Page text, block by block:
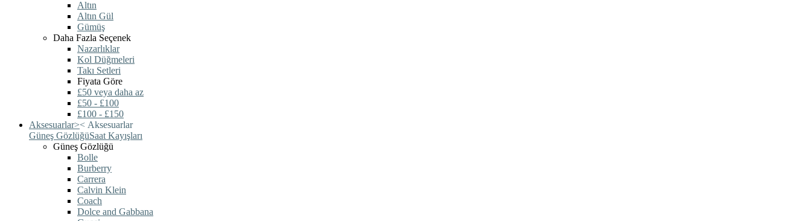
Altın
Altın Gül
Gümüş
Daha Fazla Seçenek
Nazarlıklar
Kol Düğmeleri
Takı Setleri
Fiyata Göre
£50 veya daha az
£50 - £100
£100 - £150
Aksesuarlar>< Aksesuarlar
Güneş GözlüğüSaat Kayışları
Güneş Gözlüğü
Bolle
Burberry
Carrera
Calvin Klein
Coach
Dolce and Gabbana